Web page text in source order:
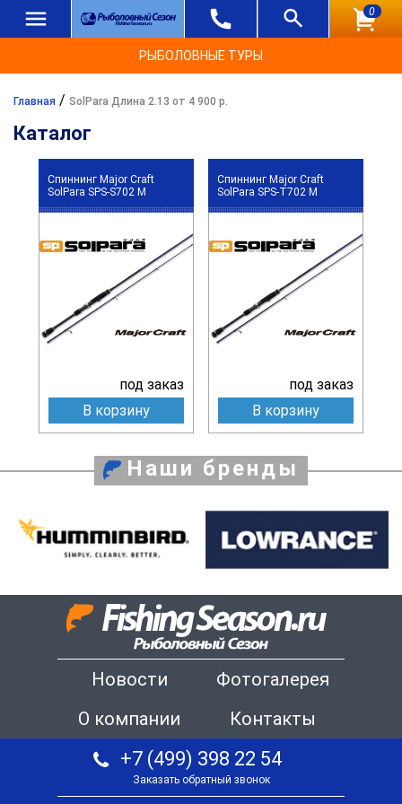
0
РЫБОЛОВНЫЕ ТУРЫ
Главная / SolPara Длина 2.13 от 4 900 р.
Каталог
Спиннинг Major Craft
SolPara SPS-S702 M
под заказ
В корзину
Спиннинг Major Craft
SolPara SPS-T702 M
под заказ
В корзину
Наши бренды
Новости
Фотогалерея
О компании
Контакты
+7 (499) 398 22 54
Заказать обратный звонок